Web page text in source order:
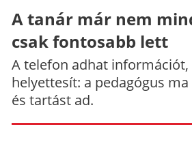
A tanár már nem
csak fontosabb lett
A telefon adhat
helyettesít: a pedagógus
és tartást ad.